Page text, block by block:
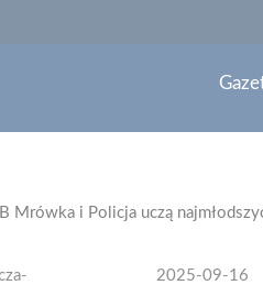
Mrówka i Policja uczą
2025-09-16